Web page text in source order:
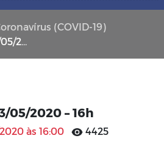
(COVID-19)
– 16h
05/2020 – 16h
às 16:00
4425